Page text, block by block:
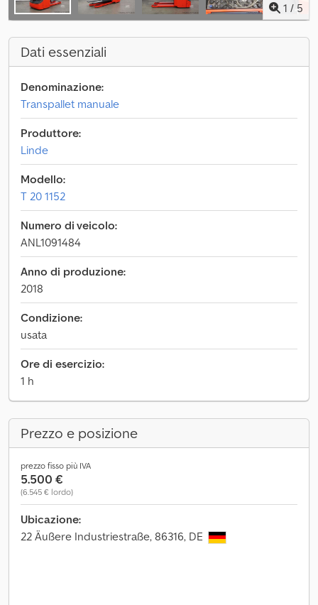
1 / 5
Dati essenziali
Denominazione:
Transpallet manuale
Produttore:
Linde
Modello:
T 20 1152
Numero di veicolo:
ANL1091484
Anno di produzione:
2018
Condizione:
usata
Ore di esercizio:
1 h
Prezzo e posizione
prezzo fisso più IVA
5.500 €
(6.545 € lordo)
Ubicazione:
22 Äußere Industriestraße, 86316, DE